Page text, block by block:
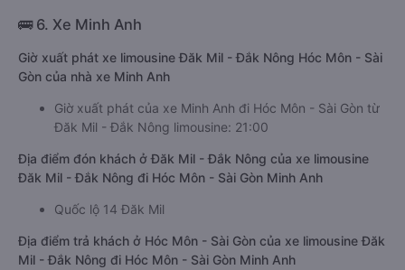
🚌 6. Xe Minh Anh
Giờ xuất phát xe limousine Đăk Mil - Đắk Nông Hóc Môn - Sài
Gòn của nhà xe Minh Anh
Giờ xuất phát của xe Minh Anh đi Hóc Môn - Sài Gòn từ
Đăk Mil - Đắk Nông limousine: 21:00
Địa điểm đón khách ở Đăk Mil - Đắk Nông của xe limousine
Đăk Mil - Đắk Nông đi Hóc Môn - Sài Gòn Minh Anh
Quốc lộ 14 Đăk Mil
Địa điểm trả khách ở Hóc Môn - Sài Gòn của xe limousine Đăk
Mil - Đắk Nông đi Hóc Môn - Sài Gòn Minh Anh